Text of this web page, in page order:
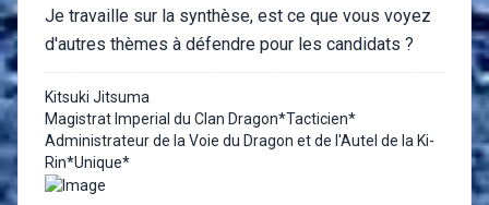
Je travaille sur la synthèse, est ce que vous voyez
d'autres thèmes à défendre pour les candidats ?
Kitsuki Jitsuma
Magistrat Imperial du Clan Dragon*Tacticien*
Administrateur de la Voie du Dragon et de l'Autel de la Ki-
Rin*Unique*